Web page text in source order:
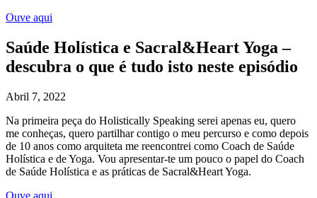
Ouve aqui
Saúde Holística e Sacral&Heart Yoga –
descubra o que é tudo isto neste episódio
Abril 7, 2022
Na primeira peça do Holistically Speaking serei apenas eu, quero
me conheças, quero partilhar contigo o meu percurso e como depois
de 10 anos como arquiteta me reencontrei como Coach de Saúde
Holística e de Yoga. Vou apresentar-te um pouco o papel do Coach
de Saúde Holística e as práticas de Sacral&Heart Yoga.
Ouve aqui